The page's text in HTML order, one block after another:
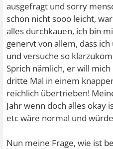
ausgefragt und sorry
schon nicht sooo leicht,
alles durchkauen, ich bin
genervt von allem, dass
und versuche so
Sprich nämlich, er will
dritte Mal in einem
reichlich übertrieben!
Jahr wenn doch alles okay
etc wäre normal und
Nun meine Frage, wie ist